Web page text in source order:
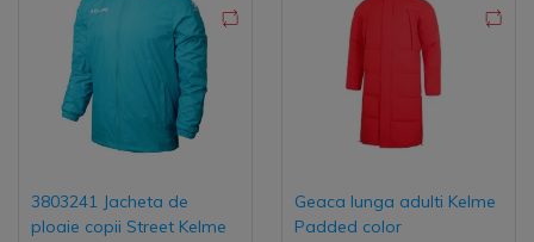
3803241 Jacheta de
ploaie copii Street Kelme
Geaca lunga adulti Kelme
Padded color